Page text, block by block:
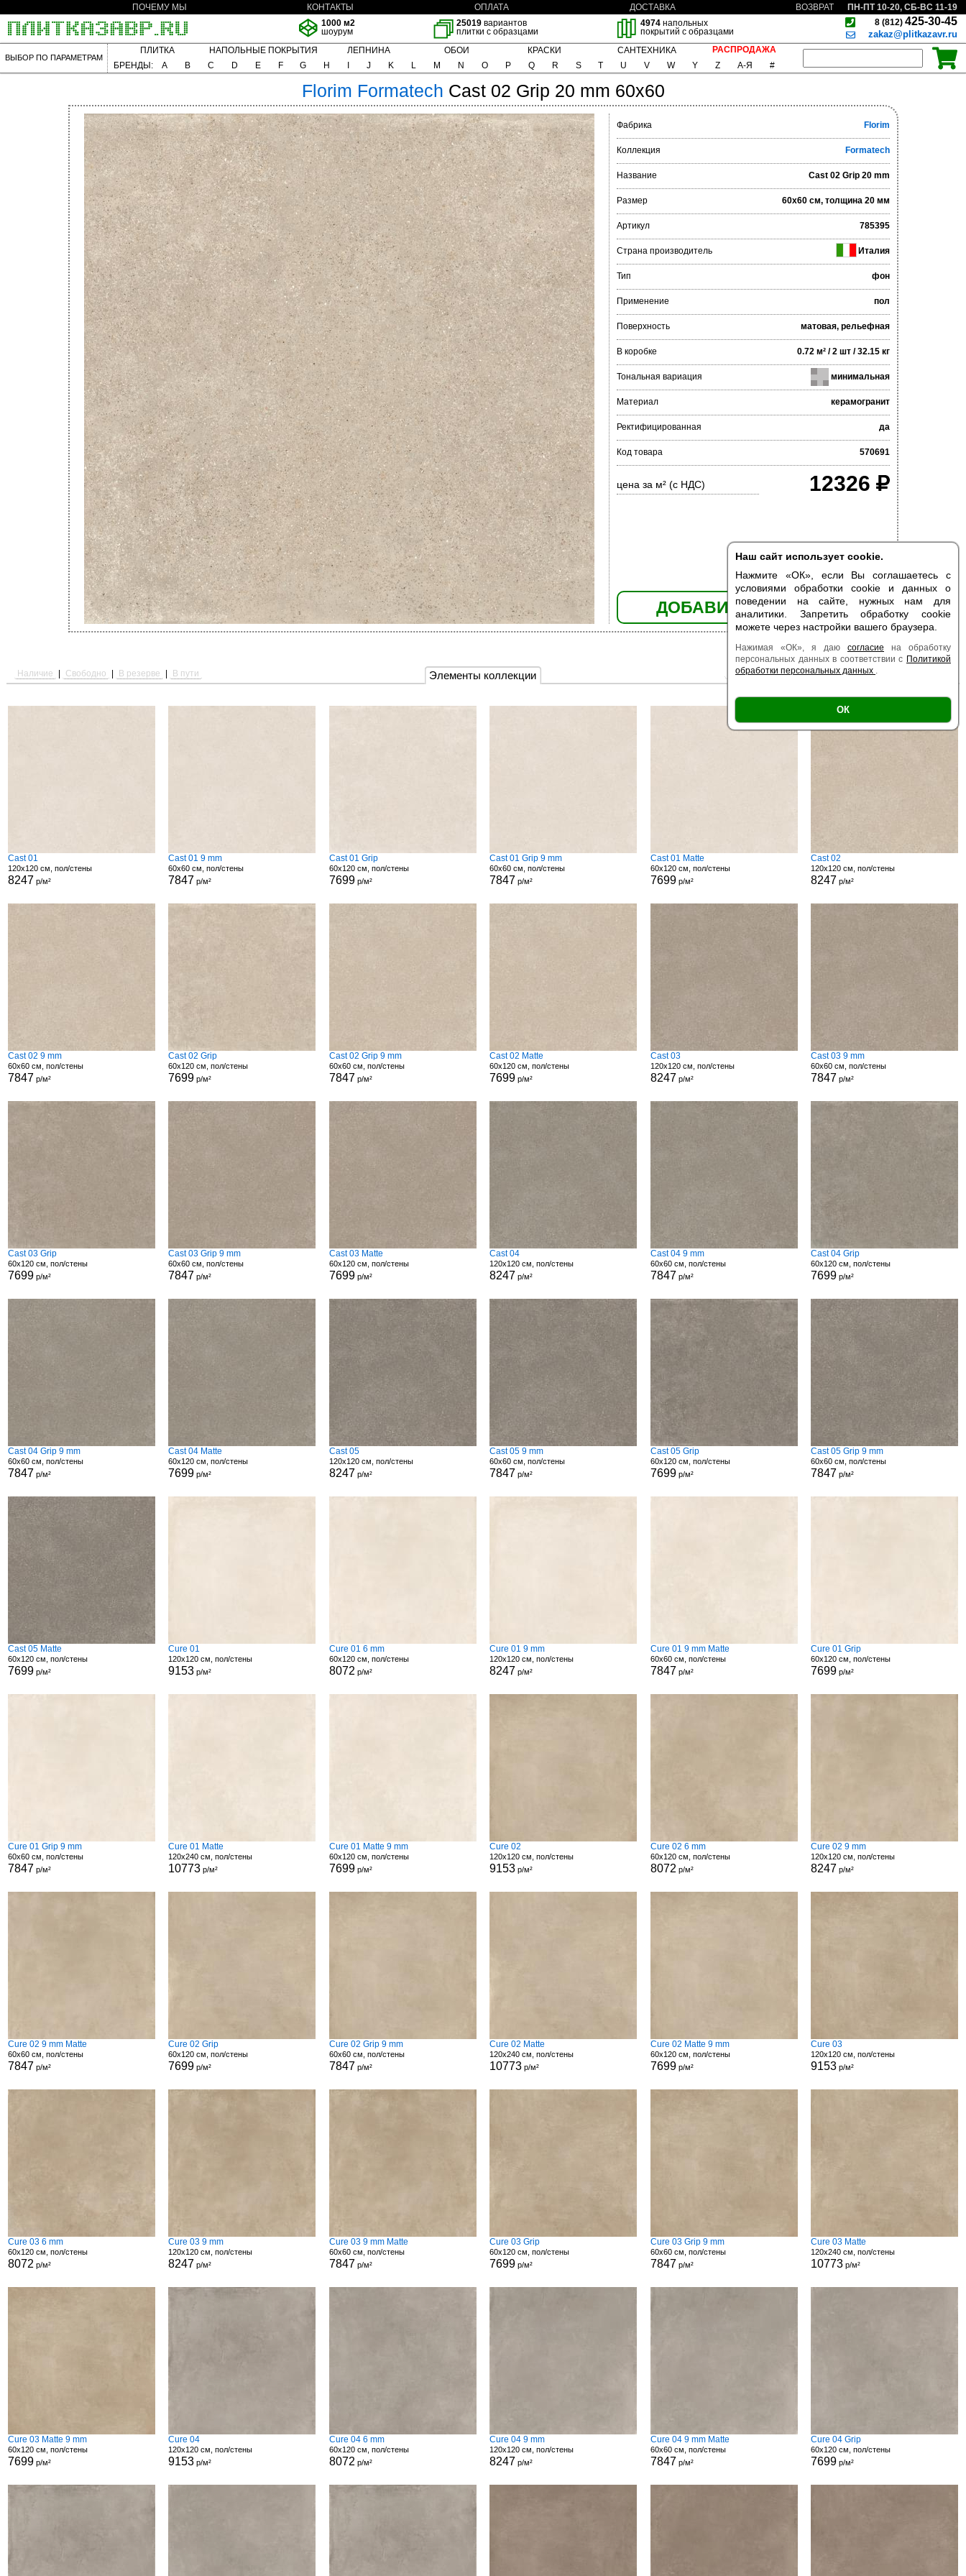
Наш сайт использует cookie.
Нажмите «ОК», если Вы соглашаетесь с
условиями обработки cookie и данных о
поведении на сайте, нужных нам для
аналитики. Запретить обработку cookie
можете через настройки вашего браузера.
Нажимая «ОК», я даю согласие на обработку
персональных данных в соответствии с Политикой
обработки персональных данных .
ОК
ПОЧЕМУ МЫ КОНТАКТЫ ОПЛАТА ДОСТАВКА ВОЗВРАТ
ПН-ПТ 10-20, СБ-ВС 11-19
1000 м2
шоурум
25019 вариантов
плитки с образцами
4974напольных
покрытий с образцами
8 (812) 425-30-45
zakaz@plitkazavr.ru
ВЫБОР ПО ПАРАМЕТРАМ
ПЛИТКА НАПОЛЬНЫЕ ПОКРЫТИЯ ЛЕПНИНА ОБОИ КРАСКИ САНТЕХНИКА
РАСПРОДАЖА
БРЕНДЫ:
A B C D E F G H J K L M N O P Q R S T U V W Y Z А-Я #
Florim Formatech Cast 02 Grip 20 mm 60x60
Фабрика Florim
Коллекция Formatech
Название Cast 02 Grip 20 mm
Размер 60x60 см, толщина 20 мм
Артикул 785395
Страна производитель Италия
Тип фон
Применение пол
Поверхность матовая, рельефная
В коробке 0.72 м² / 2 шт / 32.15 кг
Тональная вариация минимальная
Материал керамогранит
Ректифицированная да
Код товара 570691
цена за м² (с НДС) 12326
ДОБАВИТЬ В КОРЗИНУ
Элементы коллекции
Наличие Свободно В резерве В пути Есть образец | Поверхность |
Cast 01
120x120 см, пол/стены
8247 р/м²
Cast 01 9 mm
60x60 см, пол/стены
7847 р/м²
Cast 01 Grip
60x120 см, пол/стены
7699р/м²
Cast 01 Grip 9 mm
60x60 см, пол/стены
7847 р/м²
Cast 01 Matte
60x120 см, пол/стены
7699р/м²
Cast 02
120x120 см, пол/стены
8247 р/м²
Cast 02 9 mm
60x60 см, пол/стены
7847 р/м²
Cast 02 Grip
60x120 см, пол/стены
7699 р/м²
Cast 02 Grip 9 mm
60x60 см, пол/стены
7847 р/м²
Cast 02 Matte
60x120 см, пол/стены
7699 р/м²
Cast 03
120x120 см, пол/стены
8247 р/м²
Cast 03 9 mm
60x60 см, пол/стены
7847 р/м²
Cast 03 Grip
60x120 см, пол/стены
7699р/м²
Cast 03 Grip 9 mm
60x60 см, пол/стены
7847 р/м²
Cast 03 Matte
60x120 см, пол/стены
7699р/м²
Cast 04
120x120 см, пол/стены
8247 р/м²
Cast 04 9 mm
60x60 см, пол/стены
7847 р/м²
Cast 04 Grip
60x120 см, пол/стены
7699 р/м²
Cast 04 Grip 9 mm
60x60 см, пол/стены
7847 р/м²
Cast 04 Matte
60x120 см, пол/стены
7699 р/м²
Cast 05
120x120 см, пол/стены
8247 р/м²
Cast 05 9 mm
60x60 см, пол/стены
7847 р/м²
Cast 05 Grip
60x120 см, пол/стены
7699р/м²
Cast 05 Grip 9 mm
60x60 см, пол/стены
7847 р/м²
Cast 05 Matte
60x120 см, пол/стены
7699р/м²
Cure 01
120x120 см, пол/стены
9153 р/м²
Cure 01 6 mm
60x120 см, пол/стены
8072 р/м²
Cure 01 9 mm
120x120 см, пол/стены
8247 р/м²
Cure 01 9 mm Matte
60x60 см, пол/стены
7847 р/м²
Cure 01 Grip
60x120 см, пол/стены
7699 р/м²
Cure 01 Grip 9 mm
60x60 см, пол/стены
7847 р/м²
Cure 01 Matte
120x240 см, пол/стены
10773 р/м²
Cure 01 Matte 9 mm
60x120 см, пол/стены
7699р/м²
Cure 02
120x120 см, пол/стены
9153 р/м²
Cure 02 6 mm
60x120 см, пол/стены
8072 р/м²
Cure 02 9 mm
120x120 см, пол/стены
8247 р/м²
Cure 02 9 mm Matte
60x60 см, пол/стены
7847 р/м²
Cure 02 Grip
60x120 см, пол/стены
7699 р/м²
Cure 02 Grip 9 mm
60x60 см, пол/стены
7847 р/м²
Cure 02 Matte
120x240 см, пол/стены
10773 р/м²
Cure 02 Matte 9 mm
60x120 см, пол/стены
7699р/м²
Cure 03
120x120 см, пол/стены
9153 р/м²
Cure 03 6 mm
60x120 см, пол/стены
8072 р/м²
Cure 03 9 mm
120x120 см, пол/стены
8247 р/м²
Cure 03 9 mm Matte
60x60 см, пол/стены
7847 р/м²
Cure 03 Grip
60x120 см, пол/стены
7699 р/м²
Cure 03 Grip 9 mm
60x60 см, пол/стены
7847 р/м²
Cure 03 Matte
120x240 см, пол/стены
10773 р/м²
Cure 03 Matte 9 mm
60x120 см, пол/стены
7699р/м²
Cure 04
120x120 см, пол/стены
9153 р/м²
Cure 04 6 mm
60x120 см, пол/стены
8072 р/м²
Cure 04 9 mm
120x120 см, пол/стены
8247 р/м²
Cure 04 9 mm Matte
60x60 см, пол/стены
7847 р/м²
Cure 04 Grip
60x120 см, пол/стены
7699 р/м²